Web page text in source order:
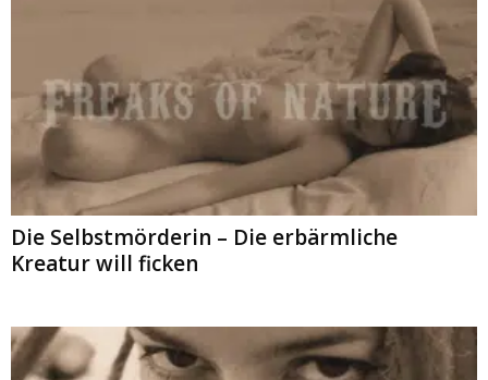
Die Selbstmörderin – Die erbärmliche
Kreatur will ficken